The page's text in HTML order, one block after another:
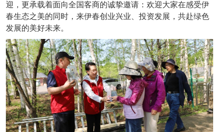
迎，更承载着面向全国客商的诚挚邀请：欢迎大家在感受伊
春生态之美的同时，来伊春创业兴业、投资发展，共赴绿色
发展的美好未来。